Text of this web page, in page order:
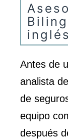
Antes de
analista
de
equipo
después